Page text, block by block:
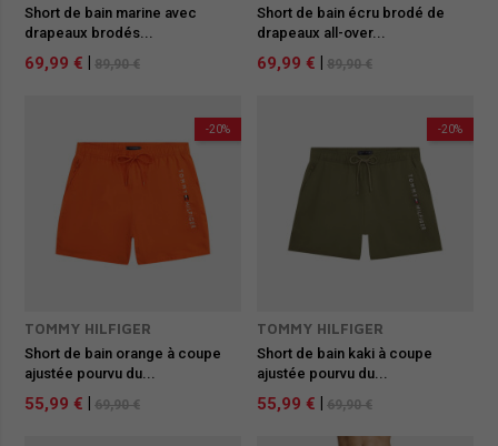
Short de bain marine avec
drapeaux brodés...
69,99 € 89,90 €
Short de bain écru brodé de
drapeaux all-over...
69,99 € 89,90 €
-20%
TOMMY HILFIGER
Short de bain orange à coupe
ajustée pourvu du...
55,99 € 69,90 €
-20%
TOMMY HILFIGER
Short de bain kaki à coupe
ajustée pourvu du...
55,99 € 69,90 €